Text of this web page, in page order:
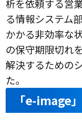
析を依頼する営
る情報システム
かかる非効率な
の保守期限切れ
解決するための
た。
「e-image